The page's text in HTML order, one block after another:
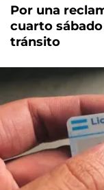
Por una
cuarto
tránsito